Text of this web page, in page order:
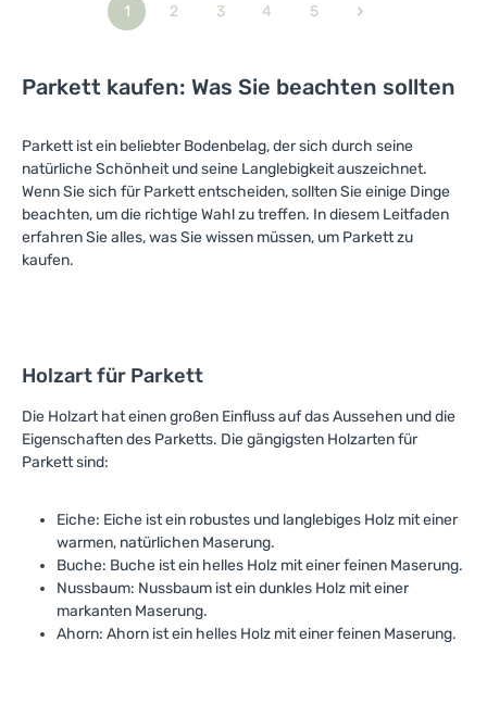
Seite
1
Seite
2
Seite
3
Seite
4
Seite
5
Parkett kaufen: Was Sie beachten sollten
Parkett ist ein beliebter Bodenbelag, der sich durch seine
natürliche Schönheit und seine Langlebigkeit auszeichnet.
Wenn Sie sich für Parkett entscheiden, sollten Sie einige Dinge
beachten, um die richtige Wahl zu treffen. In diesem Leitfaden
erfahren Sie alles, was Sie wissen müssen, um Parkett zu
kaufen.
Holzart für Parkett
Die Holzart hat einen großen Einfluss auf das Aussehen und die
Eigenschaften des Parketts. Die gängigsten Holzarten für
Parkett sind:
Eiche: Eiche ist ein robustes und langlebiges Holz mit einer
warmen, natürlichen Maserung.
Buche: Buche ist ein helles Holz mit einer feinen Maserung.
Nussbaum: Nussbaum ist ein dunkles Holz mit einer
markanten Maserung.
Ahorn: Ahorn ist ein helles Holz mit einer feinen Maserung.